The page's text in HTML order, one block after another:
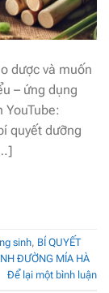
dược và muốn
– ứng dụng
YouTube:
quyết dưỡng
sinh, BÍ QUYẾT
ĐƯỜNG MÍA HÀ
Để lại một bình luận